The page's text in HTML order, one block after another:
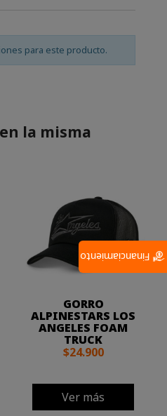
para este producto.
la misma
GORRO
ALPINESTARS LOS
ANGELES FOAM
TRUCK
$24.900
Ver más
Financiamiento